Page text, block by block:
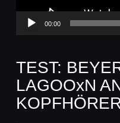
00:00
TEST:
LAGOOxN